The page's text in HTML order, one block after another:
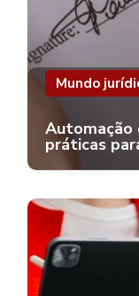
Mundo
Automação
práticas